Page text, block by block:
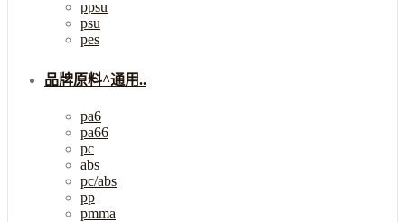
ppsu
psu
pes
品牌原料^通用..
pa6
pa66
pc
abs
pc/abs
pp
pmma